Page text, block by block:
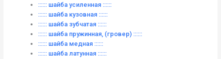
:::::: шайба усиленная ::::::
:::::: шайба кузовная ::::::
:::::: шайба зубчатая ::::::
:::::: шайба пружинная, (гровер) ::::::
:::::: шайба медная ::::::
:::::: шайба латунная ::::::